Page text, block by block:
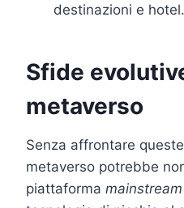
destinazioni e hotel.
Sfide
metaverso
Senza affrontare
metaverso potrebbe
piattaforma mainstream